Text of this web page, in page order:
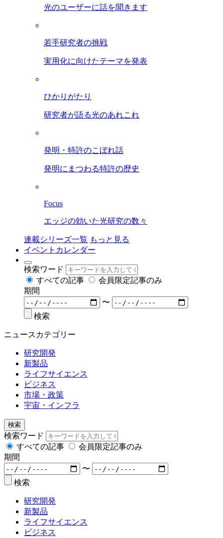
光のユーザーに話を聞きます
若手研究者の挑戦
実用化に向けたテーマを発表
ひかりがたり
研究者が語る光のあれこれ
発明・特許のこぼれ話
発明にまつわる特許の歴史
Focus
エッジの効いた光研究の数々
連載シリーズ一覧 もっと見る
イベントカレンダー
検索ワード
すべての記事
会員限定記事のみ
期間
〜
検索
ニュースカテゴリー
研究開発
新製品
ライフサイエンス
ビジネス
市場・政策
宇宙・インフラ
検索
検索ワード
すべての記事
会員限定記事のみ
期間
〜
検索
研究開発
新製品
ライフサイエンス
ビジネス